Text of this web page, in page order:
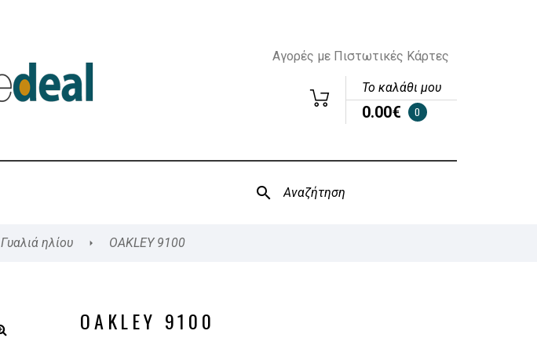
Αγορές με Πιστωτικές Κάρτες
Το καλάθι μου
0.00€ 0
Γυαλιά ηλίου OAKLEY 9100
OAKLEY 9100